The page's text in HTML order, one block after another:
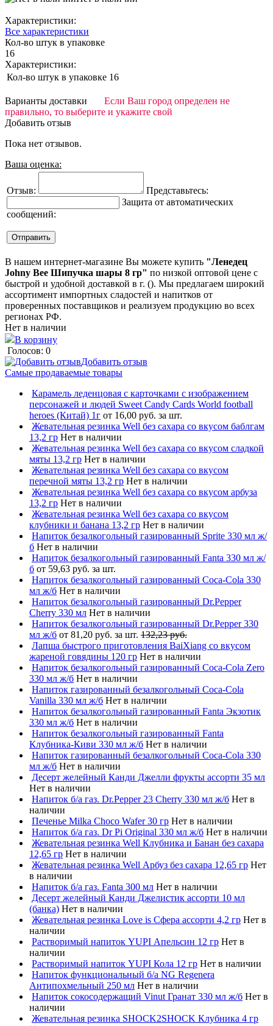
Характеристики:
Все характеристики
Кол-во штук в упаковке
16
Характеристики:
Кол-во штук в упаковке 16
Варианты доставки
Если Ваш город определен не
правильно, то выберите и укажите свой
Добавить отзыв
Пока нет отзывов.
Ваша оценка:
Отзыв:
Представьтесь:
Защита от автоматических
сообщений:
В нашем интернет-магазине Вы можете купить "Ленедец
Johny Bee Шипучка шары 8 гр" по низкой оптовой цене с
быстрой и удобной доставкой в г. (). Мы предлагаем широкий
ассортимент импортных сладостей и напитков от
проверенных поставщиков и реализуем продукцию во всех
регионах РФ.
Нет в наличии
В корзину
Голосов: 0
Добавить отзыв
Самые продаваемые товары
Карамель леденцовая с карточками с изображением
персонажей и людей Sweet Candy Cards World football
heroes (Китай) 1г от 16,00 руб. за шт.
Жевательная резинка Well без сахара со вкусом баблгам
13,2 гр Нет в наличии
Жевательная резинка Well без сахара со вкусом сладкой
мяты 13,2 гр Нет в наличии
Жевательная резинка Well без сахара со вкусом
перечной мяты 13,2 гр Нет в наличии
Жевательная резинка Well без сахара со вкусом арбуза
13,2 гр Нет в наличии
Жевательная резинка Well без сахара со вкусом
клубники и банана 13,2 гр Нет в наличии
Напиток безалкогольный газированный Sprite 330 мл ж/
б Нет в наличии
Напиток безалкогольный газированный Fanta 330 мл ж/
б от 59,63 руб. за шт.
Напиток безалкогольный газированный Coca-Cola 330
мл ж/б Нет в наличии
Напиток безалкогольный газированный Dr.Pepper
Cherry 330 мл Нет в наличии
Напиток безалкогольный газированный Dr.Pepper 330
мл ж/б от 81,20 руб. за шт. 132,23 руб.
Лапша быстрого приготовления BaiXiang со вкусом
жареной говядины 120 гр Нет в наличии
Напиток безалкогольный газированный Coca-Cola Zero
330 мл ж/б Нет в наличии
Напиток газированный безалкогольный Coca-Cola
Vanilla 330 мл ж/б Нет в наличии
Напиток безалкогольный газированный Fanta Экзотик
330 мл ж/б Нет в наличии
Напиток безалкогольный газированный Fanta
Клубника-Киви 330 мл ж/б Нет в наличии
Напиток газированный безалкогольный Coca-Cola 330
мл ж/б Нет в наличии
Десерт желейный Канди Джелли фрукты ассорти 35 мл
Нет в наличии
Напиток б/а газ. Dr.Pepper 23 Cherry 330 мл ж/б Нет в
наличии
Печенье Milka Choco Wafer 30 гр Нет в наличии
Напиток б/а газ. Dr Pi Original 330 мл ж/б Нет в наличии
Жевательная резинка Well Клубника и Банан без сахара
12,65 гр Нет в наличии
Жевательная резинка Well Арбуз без сахара 12,65 гр Нет
в наличии
Напиток б/а газ. Fanta 300 мл Нет в наличии
Десерт желейный Канди Джелистик ассорти 10 мл
(банка) Нет в наличии
Жевательная резинка Love is Сфера ассорти 4,2 гр Нет в
наличии
Растворимый напиток YUPI Апельсин 12 гр Нет в
наличии
Растворимый напиток YUPI Кола 12 гр Нет в наличии
Напиток функциональный б/а NG Regenera
Антипохмельный 250 мл Нет в наличии
Напиток сокосодержащий Vinut Гранат 330 мл ж/б Нет в
наличии
Жевательная резинка SHOCK2SHOCK Клубника 4 гр